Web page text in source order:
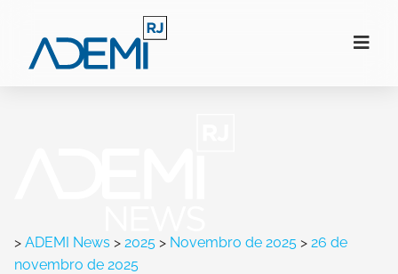
> ADEMI News > 2025 > Novembro de 2025 > 26 de
novembro de 2025